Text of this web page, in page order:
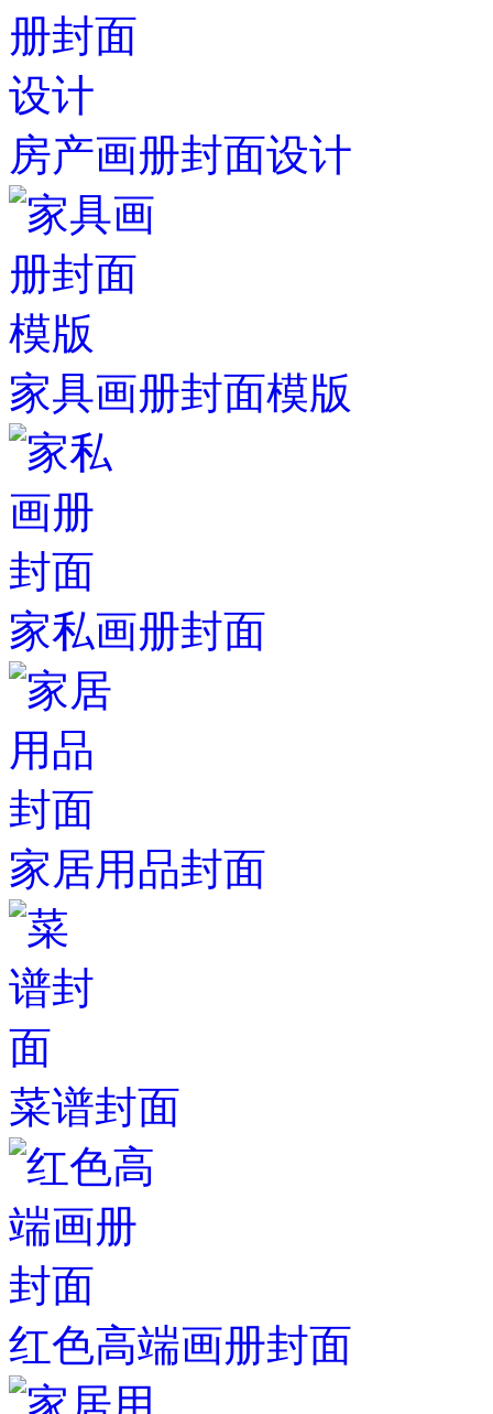
房产画册封面设计
家具画册封面模版
家私画册封面
家居用品封面
菜谱封面
红色高端画册封面